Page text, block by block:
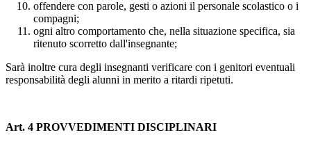
offendere con parole, gesti o azioni il personale scolastico o i
compagni;
ogni altro comportamento che, nella situazione specifica, sia
ritenuto scorretto dall'insegnante;
Sarà inoltre cura degli insegnanti verificare con i genitori eventuali
responsabilità degli alunni in merito a ritardi ripetuti.
Art. 4 PROVVEDIMENTI DISCIPLINARI